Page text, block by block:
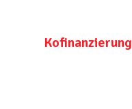
Kofinanzierung